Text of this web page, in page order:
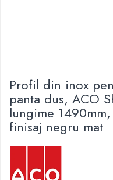
Grosime Tabla 0.6MM
Profile UA
Profil din inox
panta dus, ACO
lungime
finisaj negru mat